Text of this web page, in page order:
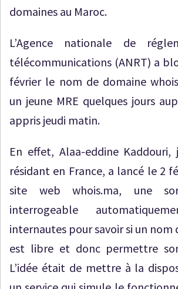
domaines au Maroc.
L’Agence nationale de
télécommunications (ANRT) a
février le nom de domaine
un jeune MRE quelques jours
appris jeudi matin.
En effet, Alaa-eddine Kaddouri,
résidant en France, a lancé le 2
site web whois.ma, une
interrogeable
internautes pour savoir si un nom
est libre et donc permettre
L’idée était de mettre à la